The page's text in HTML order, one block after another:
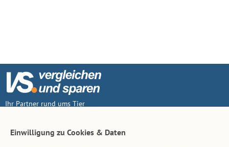
Ihr Partner rund ums Tier
Einwilligung zu Cookies & Daten